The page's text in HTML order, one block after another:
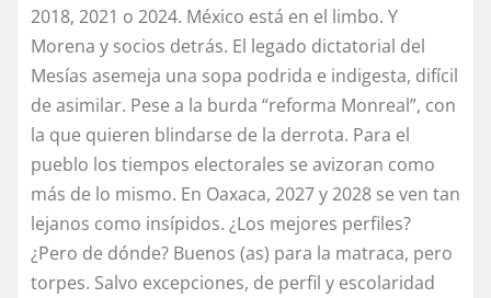
2018, 2021 o 2024. México está en el limbo. Y
Morena y socios detrás. El legado dictatorial del
Mesías asemeja una sopa podrida e indigesta, difícil
de asimilar. Pese a la burda “reforma Monreal”, con
la que quieren blindarse de la derrota. Para el
pueblo los tiempos electorales se avizoran como
más de lo mismo. En Oaxaca, 2027 y 2028 se ven tan
lejanos como insípidos. ¿Los mejores perfiles?
¿Pero de dónde? Buenos (as) para la matraca, pero
torpes. Salvo excepciones, de perfil y escolaridad